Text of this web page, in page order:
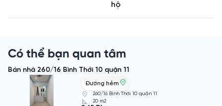
hộ
Có thể bạn quan tâm
Bán nhà 260/16 Bình Thới 10 quận 11
Đường hẻm
260/16 Bình Thới 10 quận 11
20 m2